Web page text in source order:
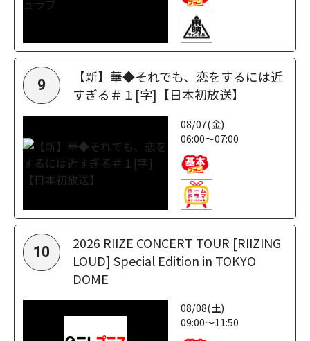
9
【新】華◆それでも、恋をするには近
すぎる＃１[字]【日本初放送】
08/07(金)
06:00～07:00
10
2026 RIIZE CONCERT TOUR [RIIZING
LOUD] Special Edition in TOKYO
DOME
08/08(土)
09:00～11:50